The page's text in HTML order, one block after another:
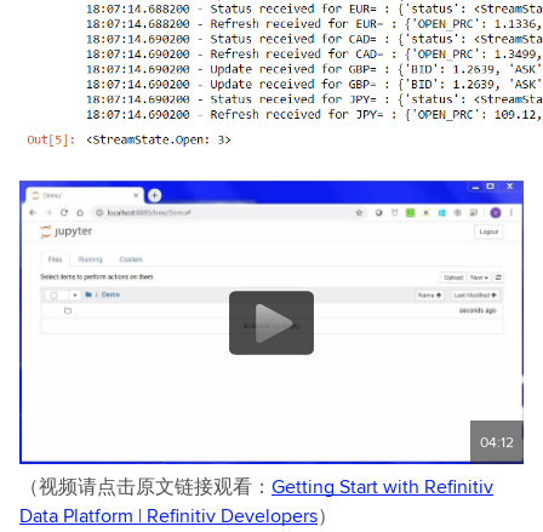
04:12
（视频请点击原文链接观看： Getting Start with Refinitiv
Data Platform | Refinitiv Developers）